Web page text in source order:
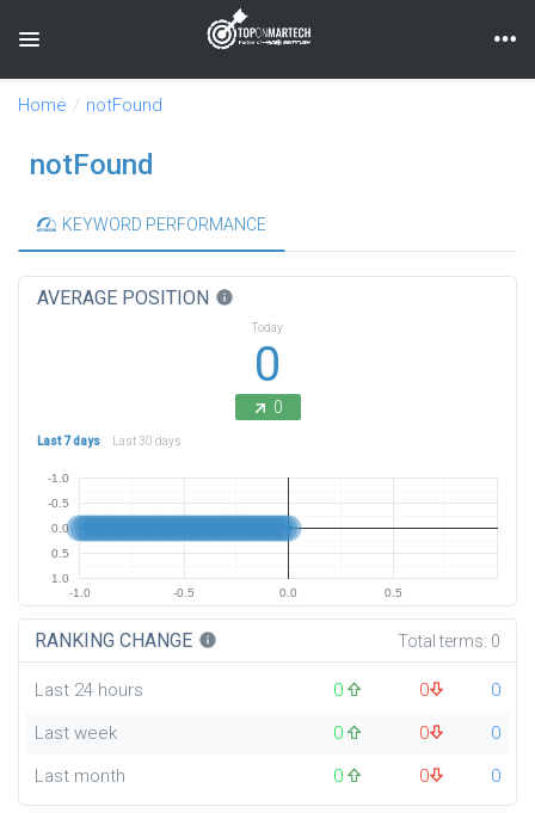
Toggle navigation
Home notFound
notFound
KEYWORD PERFORMANCE
AVERAGE POSITION info
Today
0
0
Last 7 days Last 30 days
-1.0 -0.5 0.0 0.5
-1.0
-0.5
0.0
0.5
1.0
RANKING CHANGE info Total terms: 0
Last 24 hours 0 0
0
Last week
0 0
0
Last month
0 0 0